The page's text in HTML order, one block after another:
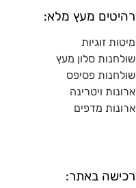
רהיטים מעץ מלא:
מיטות זוגיות
שולחנות סלון מעץ
שולחנות פסיפס
ארונות ויטרינה
ארונות מדפים
רכישה באתר: